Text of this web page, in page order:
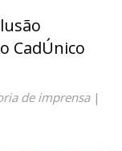
CadÚnico
de imprensa|